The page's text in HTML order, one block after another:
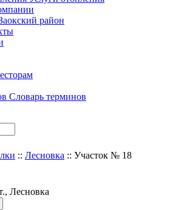
район
Словарь терминов
:: Лесновка :: Участок № 18
Лесновка